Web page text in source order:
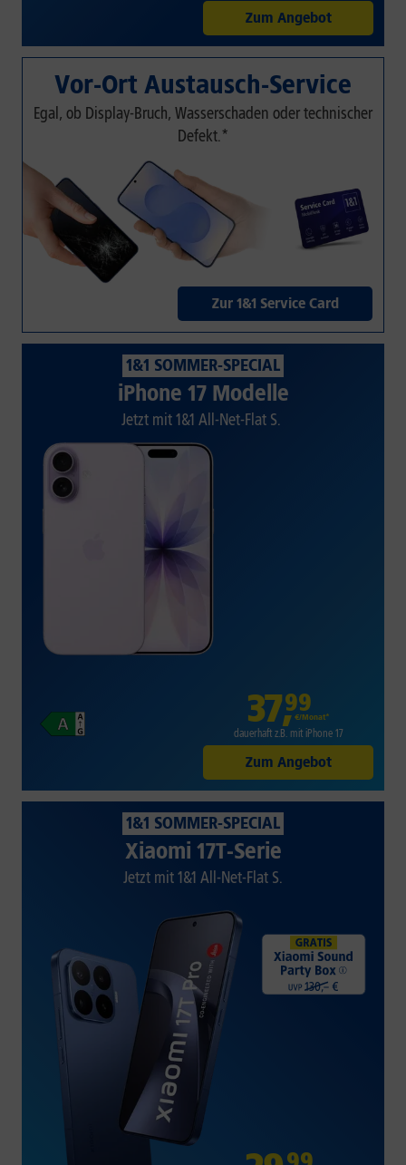
Zum Angebot
Vor-Ort Austausch-Service
Egal, ob Display-Bruch, Wasserschaden oder technischer
Defekt.*
Zur 1&1 Service Card
1&1 SOMMER-SPECIAL
iPhone 17 Modelle
Jetzt mit 1&1 All-Net-Flat S.
37,99
€/Monat*
dauerhaft z.B. mit iPhone 17
Zum Angebot
1&1 SOMMER-SPECIAL
Xiaomi 17T-Serie
Jetzt mit 1&1 All-Net-Flat S.